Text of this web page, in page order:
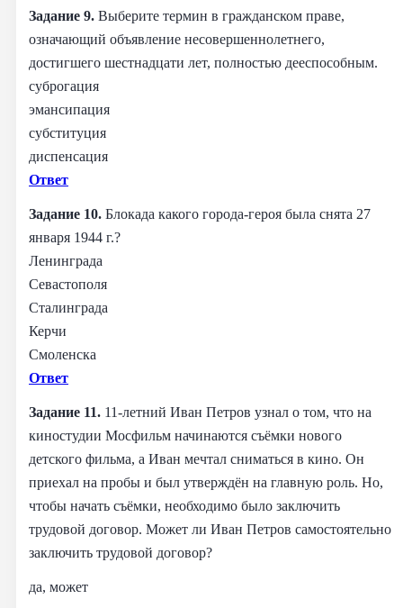
Задание 9. Выберите термин в гражданском праве,
означающий объявление несовершеннолетнего,
достигшего шестнадцати лет, полностью дееспособным.
суброгация
эмансипация
субституция
диспенсация
Ответ
Задание 10. Блокада какого города-героя была снята 27
января 1944 г.?
Ленинграда
Севастополя
Сталинграда
Керчи
Смоленска
Ответ
Задание 11. 11-летний Иван Петров узнал о том, что на
киностудии Мосфильм начинаются съёмки нового
детского фильма, а Иван мечтал сниматься в кино. Он
приехал на пробы и был утверждён на главную роль. Но,
чтобы начать съёмки, необходимо было заключить
трудовой договор. Может ли Иван Петров самостоятельно
заключить трудовой договор?
да, может